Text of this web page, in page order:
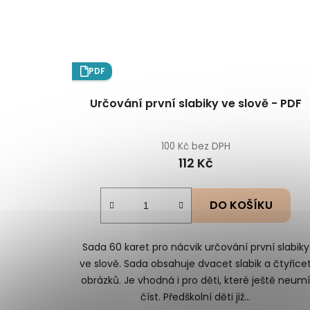
PDF
Určování první slabiky ve slově - PDF
100 Kč bez DPH
112 Kč
DO KOŠÍKU
Sada 60 karet pro nácvik určování první slabiky
ve slově. Sada obsahuje dvacet slabik a
obrázků. Je vhodná i pro děti, které ještě neumí
číst. Předškolní děti již...